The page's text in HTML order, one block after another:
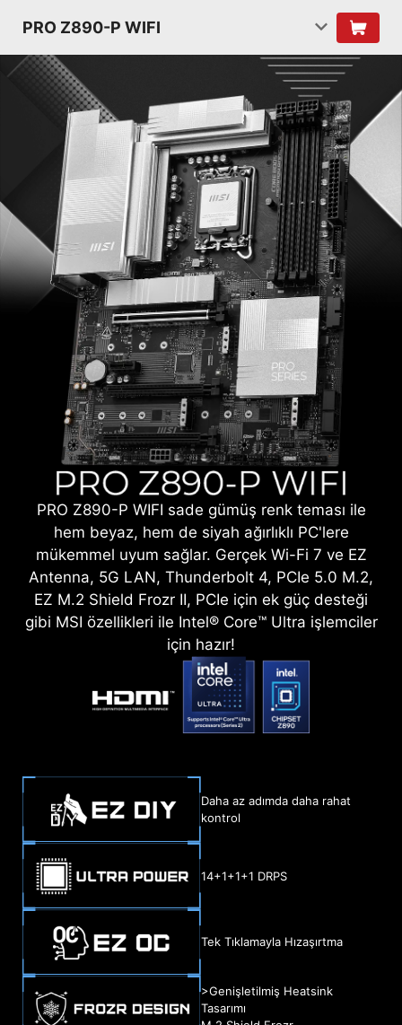
PRO Z890-P WIFI
PRO Z890-P WIFI sade gümüş renk teması ile
hem beyaz, hem de siyah ağırlıklı PC'lere
mükemmel uyum sağlar. Gerçek Wi-Fi 7 ve EZ
Antenna, 5G LAN, Thunderbolt 4, PCIe 5.0 M.2,
EZ M.2 Shield Frozr II, PCIe için ek güç desteği
gibi MSI özellikleri ile Intel® Core™ Ultra işlemciler
için hazır!
Daha az adımda daha rahat
kontrol
14+1+1+1 DRPS
Tek Tıklamayla Hızaşırtma
>Genişletilmiş Heatsink
Tasarımı